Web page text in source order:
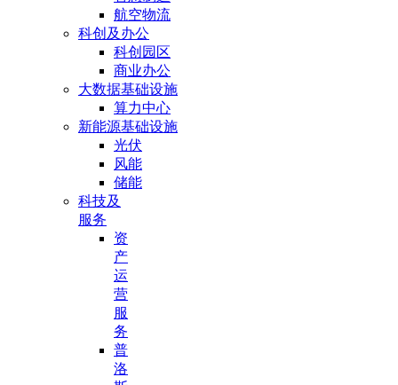
航空物流
科创及办公
科创园区
商业办公
大数据基础设施
算力中心
新能源基础设施
光伏
风能
储能
科技及
服务
资
产
运
营
服
务
普
洛